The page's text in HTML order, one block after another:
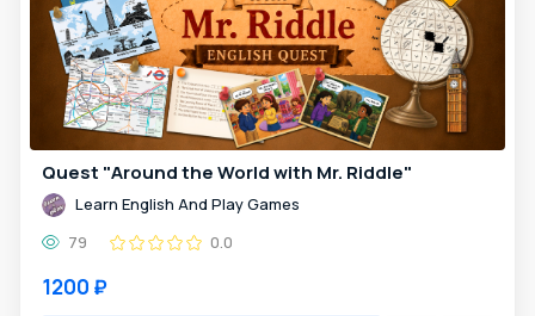
Quest "Around the World with Mr. Riddle"
Learn English And Play Games
79
0.0
1200 ₽